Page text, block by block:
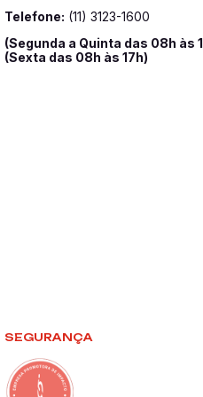
Telefone: (11) 3123-1600
(Segunda a Quinta das 08h às
(Sexta das 08h às 17h)
SEGURANÇA